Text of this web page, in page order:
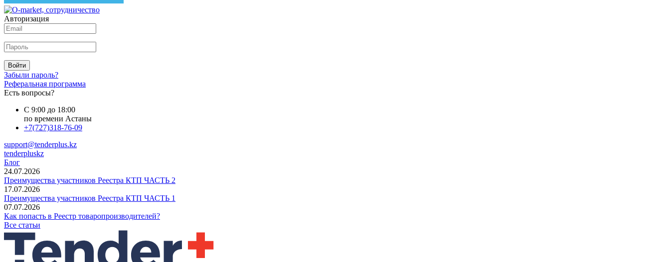
Авторизация
Войти
Забыли пароль?
Реферальная программа
Есть вопросы?
С 9:00 до 18:00
по времени Астаны
+7(727)318-76-09
support@tenderplus.kz
tenderpluskz
Блог
24.07.2026
Преимущества участников Реестра КТП ЧАСТЬ 2
17.07.2026
Преимущества участников Реестра КТП ЧАСТЬ 1
07.07.2026
Как попасть в Реестр товаропроизводителей?
Все статьи